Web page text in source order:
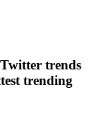
trends
trending